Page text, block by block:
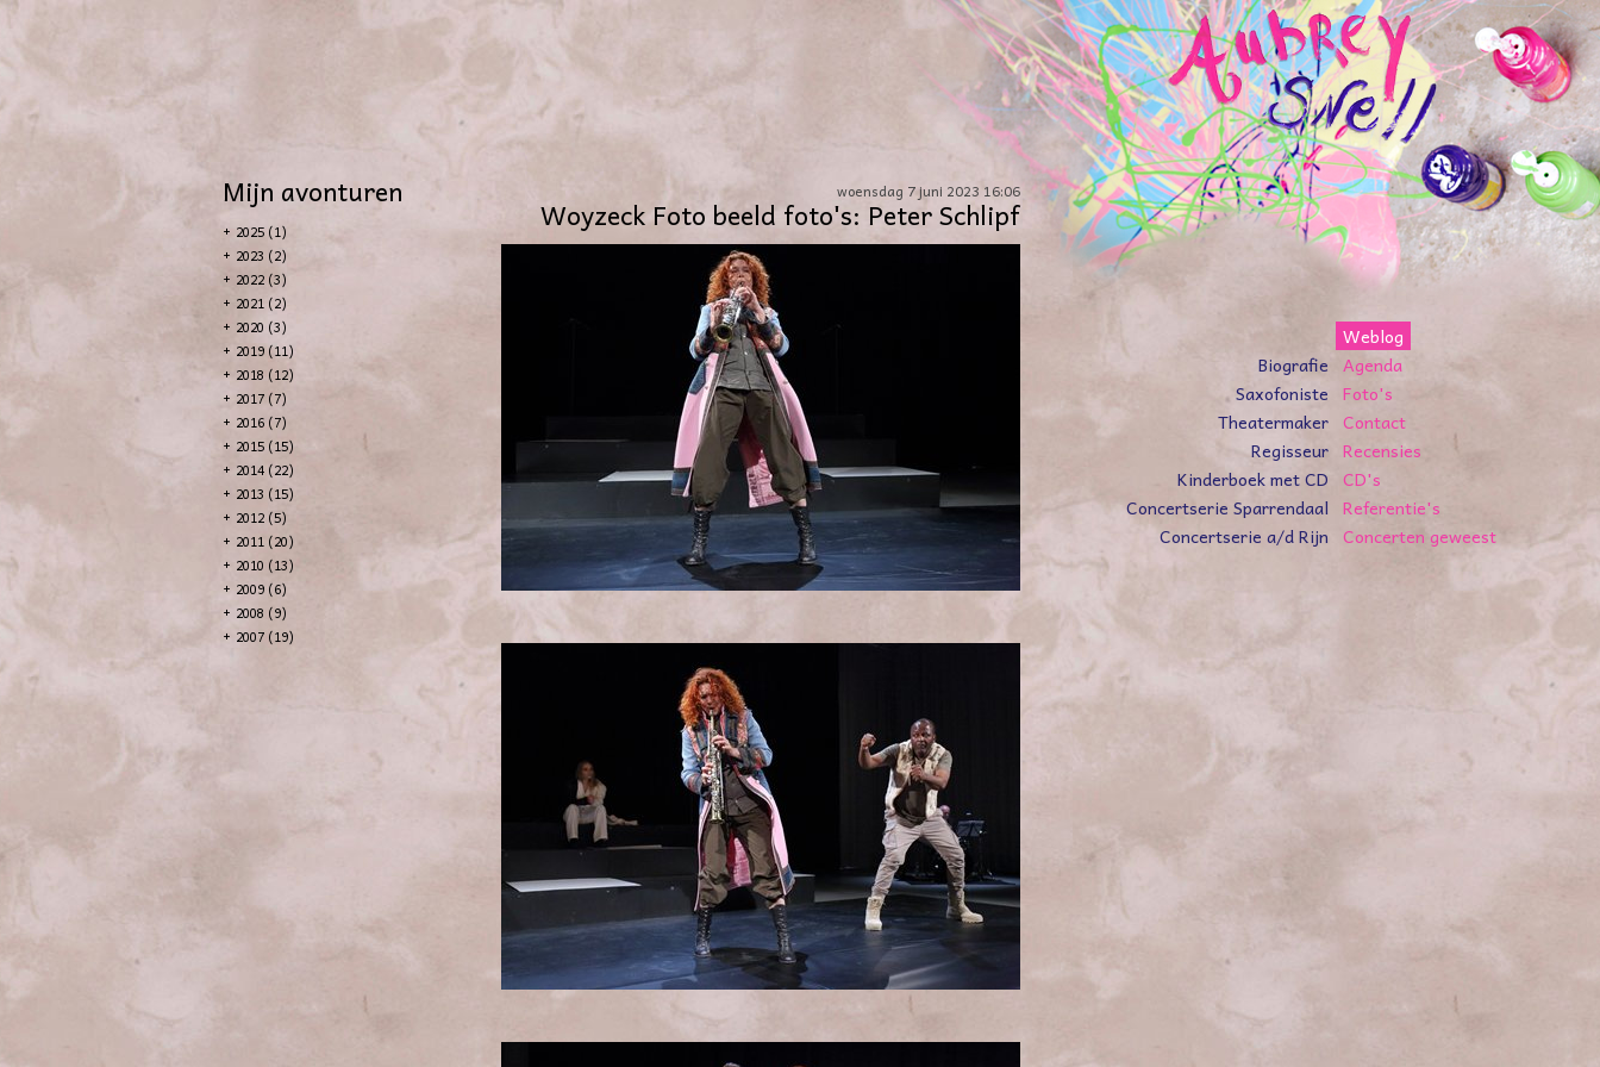
Weblog
Agenda
Foto's
Contact
Recensies
CD's
Referentie's
Concerten geweest
Biografie
Saxofoniste
Theatermaker
Regisseur
Kinderboek met CD
Concertserie Sparrendaal
Concertserie a/d Rijn
Mijn avonturen
+ 2025 (1)
+ 2023 (2)
+ 2022 (3)
+ 2021 (2)
+ 2020 (3)
+ 2019 (11)
+ 2018 (12)
+ 2017 (7)
+ 2016 (7)
+ 2015 (15)
+ 2014 (22)
+ 2013 (15)
+ 2012 (5)
+ 2011 (20)
+ 2010 (13)
+ 2009 (6)
+ 2008 (9)
+ 2007 (19)
woensdag 7 juni 2023 16:06
Woyzeck Foto beeld foto's: Peter Schlipf